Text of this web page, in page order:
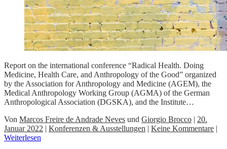
Report on the international conference “Radical Health. Doing
Medicine, Health Care, and Anthropology of the Good” organized
by the Association for Anthropology and Medicine (AGEM), the
Medical Anthropology Working Group (AGMA) of the German
Anthropological Association (DGSKA), and the Institute…
Von Marcos Freire de Andrade Neves und Giorgio Brocco | 20.
Januar 2022 | Konferenzen & Ausstellungen | Keine Kommentare |
Weiterlesen